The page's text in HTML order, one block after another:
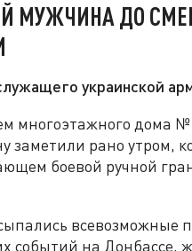
МУЖЧИНА ДО
украинской
многоэтажного дома №
рано утром,
боевой ручной
всевозможные
событий на Донбассе,